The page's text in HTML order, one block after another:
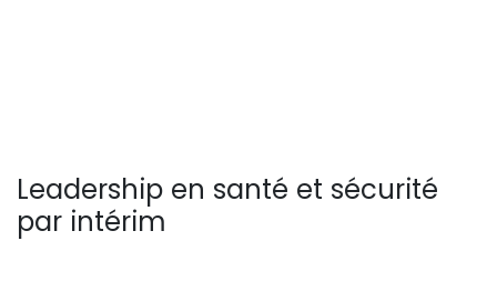
Leadership en santé et sécurité
par intérim